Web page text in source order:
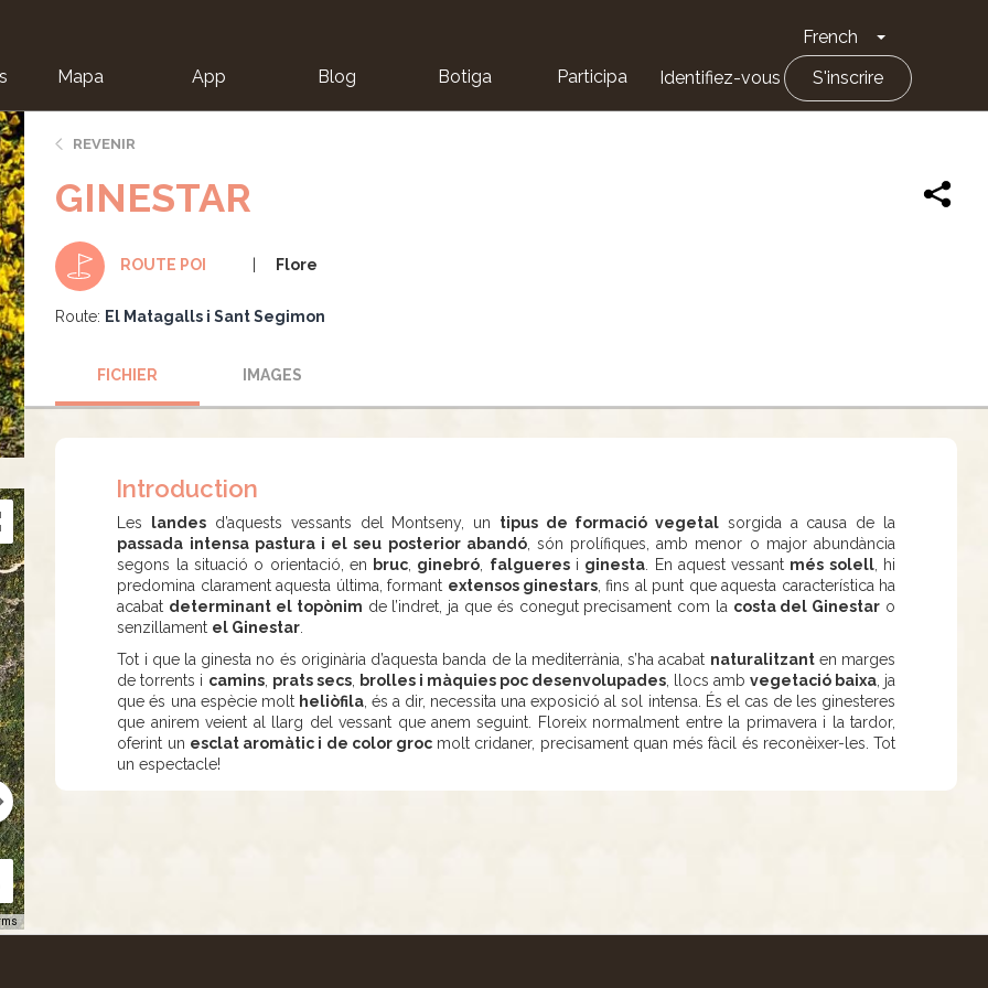
French Toggle
Mapa App Blog Botiga Participa Identifiez-vous S'inscrire
REVENIR
GINESTAR
ROUTE POI Flore
Route: El Matagalls i Sant Segimon
FICHIER IMAGES
Introduction
Les landes d’aquests vessants del Montseny, un tipus de formació vegetal sorgida a causa de la
passada intensa pastura i el seu posterior abandó, són prolífiques, amb menor o major abundància
segons la situació o orientació, en bruc ginebró falgueresi ginesta . En aquest vessant més solell, hi
predomina clarament aquesta última, formant extensos ginestars , fins al punt que aquesta característica ha
acabat determinant el topònim de l’indret, ja que és conegut precisament com la costa del Ginestar o
senzillament el Ginestar
Tot i que la ginesta no és originària d’aquesta banda de la mediterrània, s’ha acabat naturalitzanten marges
de torrents i camins, prats secs, brolles i màquies poc desenvolupades, llocs amb vegetació baixa , ja
que és una espècie molt heliòfila, és a dir, necessita una exposició al sol intensa. És el cas de les ginesteres
que anirem veient al llarg del vessant que anem seguint. Floreix normalment entre la primavera i la tardor,
oferint un esclat aromàtic i de color grocmolt cridaner, precisament quan més fàcil és reconèixer-les. Tot
un espectacle!